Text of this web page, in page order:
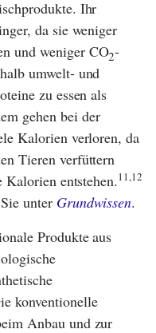
Ihr
da sie weniger
und weniger CO2-
umwelt- und
zu essen als
gehen bei der
Kalorien verloren, da
Tieren verfüttern
Kalorien entstehen.11,12
unter Grundwissen.
Produkte aus
konventionelle
Anbau und zur